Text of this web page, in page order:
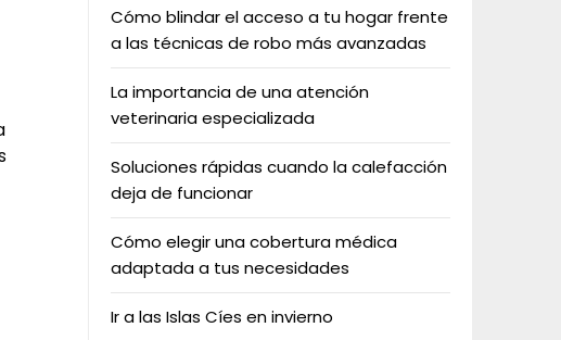
Cómo blindar el acceso a tu hogar frente
a las técnicas de robo más avanzadas
La importancia de una atención
veterinaria especializada
Soluciones rápidas cuando la calefacción
deja de funcionar
Cómo elegir una cobertura médica
adaptada a tus necesidades
Ir a las Islas Cíes en invierno